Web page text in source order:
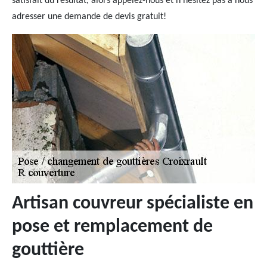
adresser une demande de devis gratuit!
Artisan couvreur spécialiste en
pose et remplacement de
gouttière